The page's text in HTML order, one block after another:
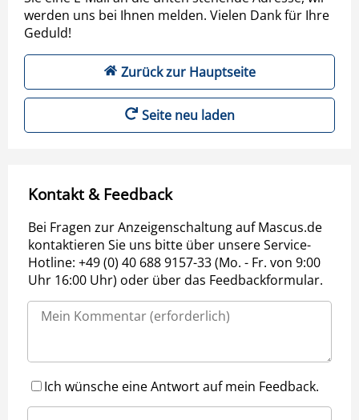
werden uns bei Ihnen melden. Vielen Dank für Ihre
Geduld!
Zurück zur Hauptseite
Seite neu laden
Kontakt & Feedback
Bei Fragen zur Anzeigenschaltung auf Mascus.de
kontaktieren Sie uns bitte über unsere Service-
Hotline: +49 (0) 40 688 9157-33 (Mo. - Fr. von 9:00
Uhr 16:00 Uhr) oder über das Feedbackformular.
Ich wünsche eine Antwort auf mein Feedback.